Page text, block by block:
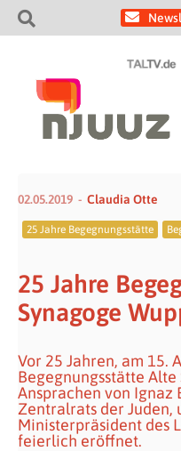
02.05.2019 Claudia Otte
25 Jahre Begegnungsstätte
25 Jahre
Synagoge
Vor 25 Jahren, am 15.
Begegnungsstätte Alte
Ansprachen von Ignaz
Zentralrats der Juden,
Ministerpräsident des
feierlich eröffnet.